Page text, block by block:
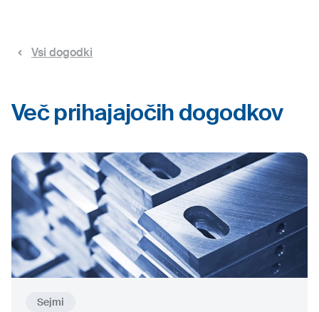
Vsi dogodki
Več prihajajočih dogodkov
Sejmi